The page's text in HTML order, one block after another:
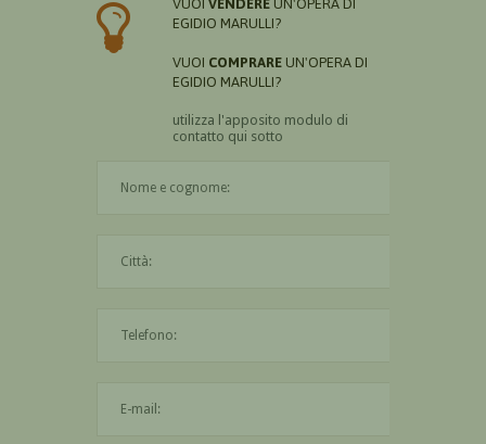
VUOI VENDERE UN'OPERA DI
EGIDIO MARULLI?
VUOI COMPRARE UN'OPERA DI
EGIDIO MARULLI?
utilizza l'apposito modulo di
contatto qui sotto